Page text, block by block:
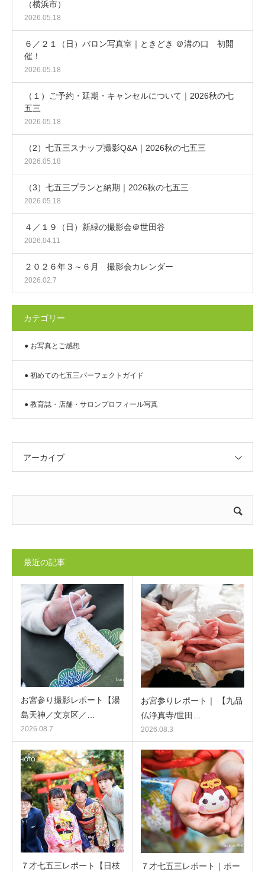
（横浜市）
2026.05.18
６／２１（日）バロン写真室｜ときどき ＠溝の口 初開
催！
2026.05.18
（１）ご予約・延期・キャンセルについて｜2026秋の七
五三
2026.05.18
（2）七五三スナップ撮影Q&A｜2026秋の七五三
2026.05.18
（3）七五三プランと納期｜2026秋の七五三
2026.05.18
４／１９（日）新緑の撮影会＠世田谷
2026.04.11
２０２６年３～６月 撮影会カレンダー
2026.02.7
カテゴリー
● お写真とご感想
● 初めての七五三パーフェクトガイド
● 教育誌・店舗・サロンプロフィール写真
アーカイブ
最近の記事
お宮参り撮影レポート【湯
島天神／文京区／…
2026.08.7
お宮参りレポート｜ 【九品
仏浄真寺/世田…
2026.08.3
７才七五三レポート【日枝
７才七五三レポート｜ポー